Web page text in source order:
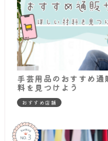
手芸用品のおすすめ
料を見つけよう
おすすめ店舗